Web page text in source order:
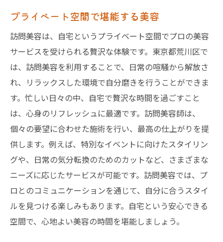
プライベート空間で堪能する美容
訪問美容は、自宅というプライベート空間でプロの美容
サービスを受けられる贅沢な体験です。東京都荒川区で
は、訪問美容を利用することで、日常の喧騒から解放さ
れ、リラックスした環境で自分磨きを行うことができま
す。忙しい日々の中、自宅で贅沢な時間を過ごすこと
は、心身のリフレッシュに最適です。訪問美容師は、
個々の要望に合わせた施術を行い、最高の仕上がりを提
供します。例えば、特別なイベントに向けたスタイリン
グや、日常の気分転換のためのカットなど、さまざまな
ニーズに応じたサービスが可能です。訪問美容では、プ
ロとのコミュニケーションを通じて、自分に合うスタイ
ルを見つける楽しみもあります。自宅という安心できる
空間で、心地よい美容の時間を堪能しましょう。